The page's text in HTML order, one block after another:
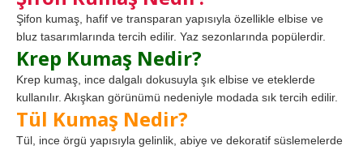
Şifon kumaş, hafif ve transparan yapısıyla özellikle elbise ve
bluz tasarımlarında tercih edilir. Yaz sezonlarında popülerdir.
Krep Kumaş Nedir?
Krep kumaş, ince dalgalı dokusuyla şık elbise ve eteklerde
kullanılır. Akışkan görünümü nedeniyle modada sık tercih edilir.
Tül Kumaş Nedir?
Tül, ince örgü yapısıyla gelinlik, abiye ve dekoratif süslemelerde